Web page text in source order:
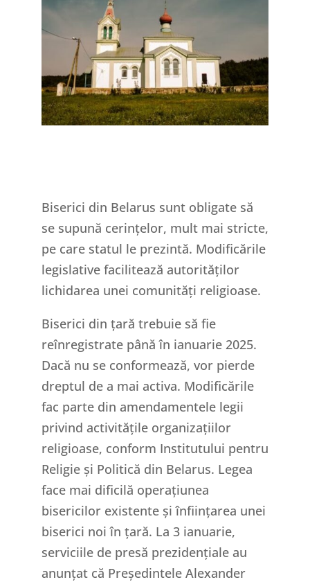
Biserici din Belarus sunt obligate să
se supună cerințelor, mult mai stricte,
pe care statul le prezintă. Modificările
legislative facilitează autorităților
lichidarea unei comunități religioase.
Biserici din țară trebuie să fie
reînregistrate până în ianuarie 2025.
Dacă nu se conformează, vor pierde
dreptul de a mai activa. Modificările
fac parte din amendamentele legii
privind activitățile organizațiilor
religioase, conform Institutului pentru
Religie și Politică din Belarus. Legea
face mai dificilă operațiunea
bisericilor existente și înființarea unei
biserici noi în țară. La 3 ianuarie,
serviciile de presă prezidențiale au
anunțat că Președintele Alexander